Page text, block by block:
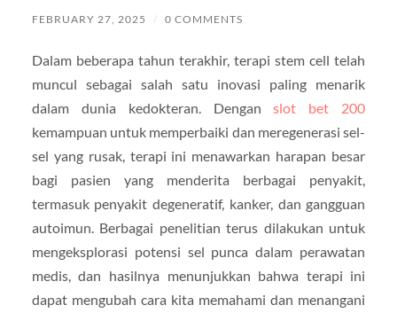
FEBRUARY 27, 2025 / 0 COMMENTS
Dalam beberapa tahun terakhir, terapi stem cell telah
muncul sebagai salah satu inovasi paling menarik
dalam dunia kedokteran. Denganslot bet 200
kemampuan untuk memperbaiki dan meregenerasi sel-
sel yang rusak, terapi ini menawarkan harapan besar
bagi pasien yang menderita berbagai penyakit,
termasuk penyakit degeneratif, kanker, dan gangguan
autoimun. Berbagai penelitian terus dilakukan untuk
mengeksplorasi potensi sel punca dalam perawatan
medis, dan hasilnya menunjukkan bahwa terapi ini
dapat mengubah cara kita memahami dan menangani